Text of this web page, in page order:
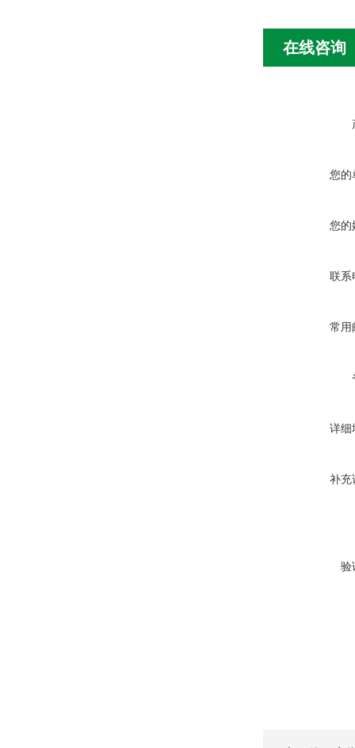
在线咨询
您的
您的
联系
常用
详细
补充
验